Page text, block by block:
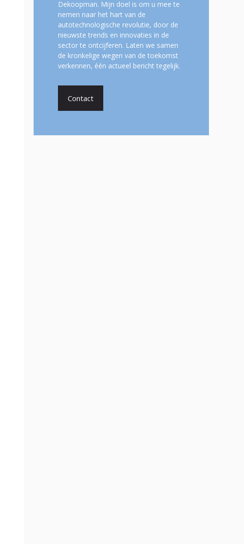
Dekoopman. Mijn doel is om u mee te
nemen naar het hart van de
autotechnologische revolutie, door de
nieuwste trends en innovaties in de
sector te ontcijferen. Laten we samen
de kronkelige wegen van de toekomst
verkennen, één actueel bericht tegelijk.
Contact